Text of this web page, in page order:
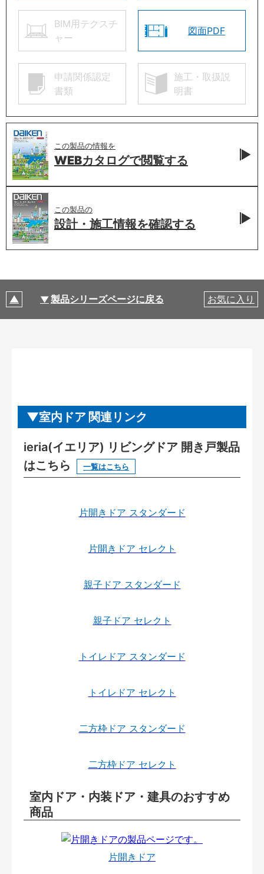
BIM用テクスチ
ャー
図面PDF
申請関係認定
書類
施工・取扱説
明書
この製品の情報を
WEBカタログで閲覧する
この製品の
設計・施工情報を確認する
製品シリーズページに戻る お気に入り
室内ドア 関連リンク
ieria(イエリア) リビングドア 開き戸製品
はこちら
一覧はこちら
片開きドア スタンダード
片開きドア セレクト
親子ドア スタンダード
親子ドア セレクト
トイレドア スタンダード
トイレドア セレクト
二方枠ドア スタンダード
二方枠ドア セレクト
室内ドア・内装ドア・建具のおすすめ
商品
片開きドア